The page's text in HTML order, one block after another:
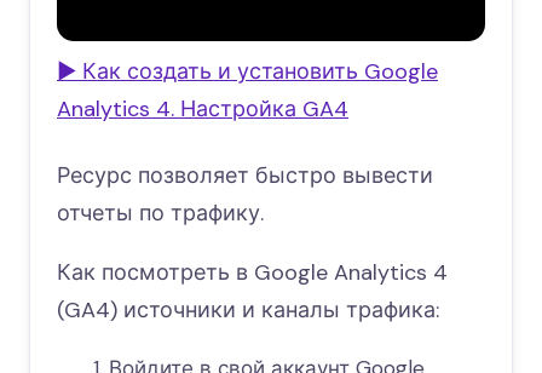
▶ Как создать и установить Google
Analytics 4. Настройка GA4
Ресурс позволяет быстро вывести
отчеты по трафику.
Как посмотреть в Google Analytics 4
(GA4) источники и каналы трафика: